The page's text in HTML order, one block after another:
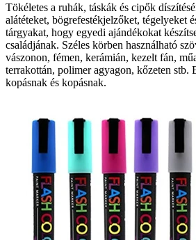
Tökéletes a ruhák, táskák és cipők
alátéteket, bögrefestékjelzőket, tégelyeket
tárgyakat, hogy egyedi ajándékokat
családjának. Széles körben használható
vászonon, fémen, kerámián, kezelt fán,
terrakottán, polimer agyagon, kőzeten stb.
kopásnak és kopásnak.